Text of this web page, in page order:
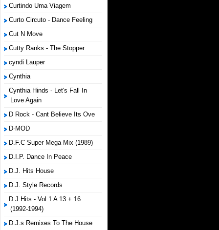
Curtindo Uma Viagem
Curto Circuto - Dance Feeling
Cut N Move
Cutty Ranks - The Stopper
cyndi Lauper
Cynthia
Cynthia Hinds - Let's Fall In
Love Again
D Rock - Cant Believe Its Ove
D-MOD
D.F.C Super Mega Mix (1989)
D.I.P. Dance In Peace
D.J. Hits House
D.J. Style Records
D.J.Hits - Vol.1 A 13 + 16
(1992-1994)
D.J.s Remixes To The House